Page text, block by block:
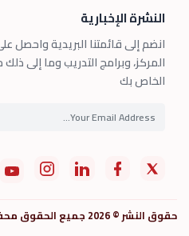
النشرة الإخبارية
انضم إلى قائمتنا البريدية واحصل
المركز، وبرامج التدريب وما إلى
الخاص بك
حقوق النشر © 2026 جميع الحقوق محفوظة مركز الاعتماد الخليجي